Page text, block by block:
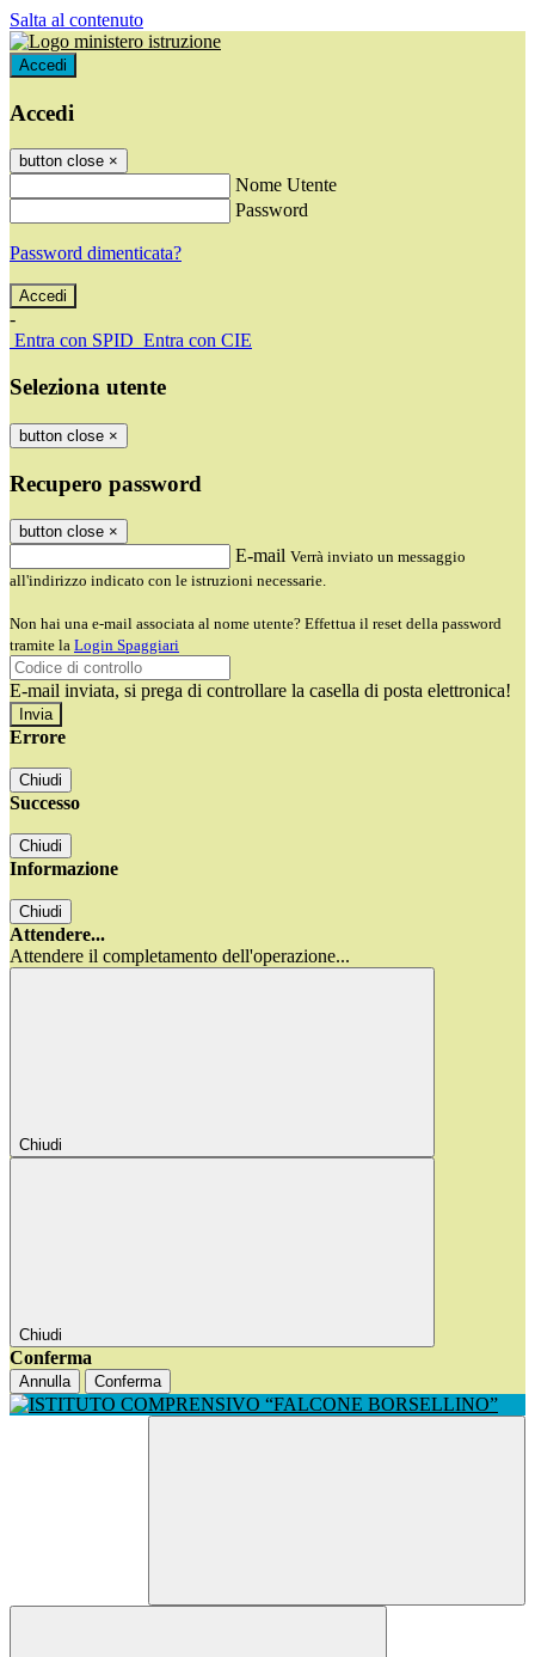
Salta al contenuto
Accedi
Accedi
button close ×
Nome Utente
Password
Password dimenticata?
-
Entra con SPID Entra con CIE
Seleziona utente
button close ×
Recupero password
button close ×
E-mail Verrà inviato un messaggio
all'indirizzo indicato con le istruzioni necessarie.
Non hai una e-mail associata al nome utente? Effettua il reset della password
tramite la Login Spaggiari
E-mail inviata, si prega di controllare la casella di posta elettronica!
Errore
Chiudi
Successo
Chiudi
Informazione
Chiudi
Attendere...
Attendere il completamento dell'operazione...
Chiudi
Chiudi
Conferma
Annulla Conferma